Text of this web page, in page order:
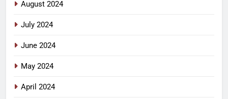
August 2024
July 2024
June 2024
May 2024
April 2024